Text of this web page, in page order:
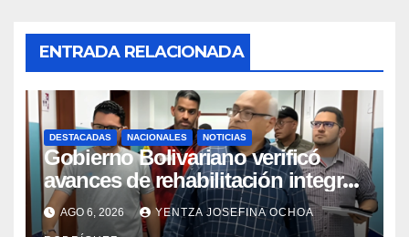
ENTRADA RELACIONADA
DESTACADAS NACIONALES NOTICIAS
Gobierno Bolivariano verificó
avances de rehabilitación integral
en el Hospital Dr. José María
Vargas
AGO 6, 2026 YENTZA JOSEFINA OCHOA